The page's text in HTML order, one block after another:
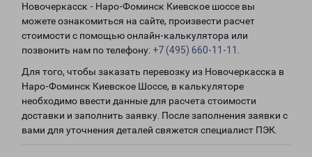
Новочеркасск - Наро-Фоминск Киевское шоссе вы
можете ознакомиться на сайте, произвести расчет
стоимости с помощью онлайн-калькулятора или
позвонить нам по телефону: +7 (495) 660-11-11
Для того, чтобы заказать перевозку из Новочеркасска в
Наро-Фоминск Киевское Шоссе, в калькуляторе
необходимо ввести данные для расчета стоимости
доставки и заполнить заявку. После заполнения заявки с
вами для уточнения деталей свяжется специалист ПЭК.